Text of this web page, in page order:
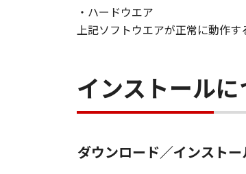
・ハードウエア
上記ソフトウエアが正常に動作す
インストールに
ダウンロード／インストー